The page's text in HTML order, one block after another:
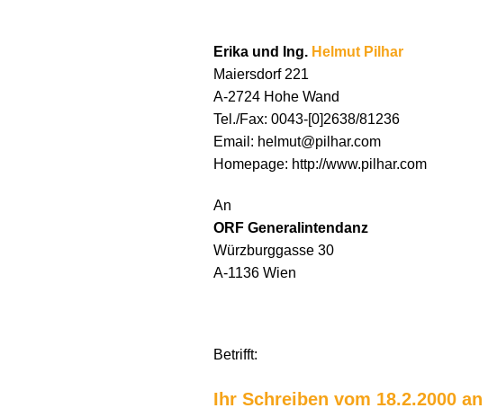
Erika und Ing. Helmut Pilhar
Maiersdorf 221
A-2724 Hohe Wand
Tel./Fax: 0043-[0]2638/81236
Email: helmut@pilhar.com
Homepage: http://www.pilhar.com
An
ORF Generalintendanz
Würzburggasse 30
A-1136 Wien
Betrifft:
Ihr Schreiben vom 18.2.2000